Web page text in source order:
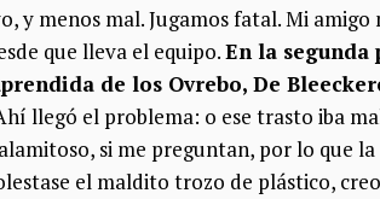
y menos mal. Jugamos fatal. Mi amigo
que lleva el equipo.En la segunda
de los Ovrebo, De
llegó el problema: o ese trasto iba
si me preguntan, por lo que
el maldito trozo de plástico,